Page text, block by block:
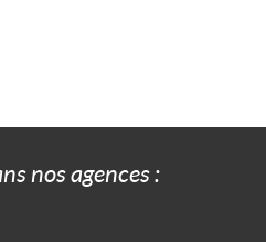
nos agences :